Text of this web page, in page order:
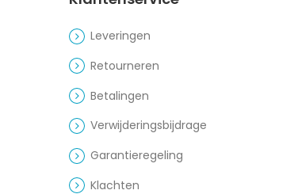
Leveringen
Retourneren
Betalingen
Verwijderingsbijdrage
Garantieregeling
Klachten